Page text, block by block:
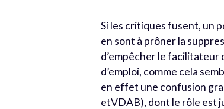
Si les critiques fusent, un
en sont à prôner la
d’empêcher le facilitateur
d’emploi, comme cela
en effet une confusion
etVDAB), dont le rôle est